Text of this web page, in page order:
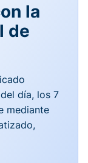
la
de
día, los 7
mediante